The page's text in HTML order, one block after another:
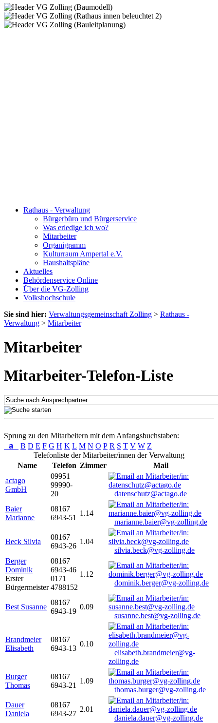
Rathaus - Verwaltung
Bürgerbüro und Bürgerservice
Was erledige ich wo?
Mitarbeiter
Organigramm
Kulturraum Ampertal e.V.
Haushaltspläne
Aktuelles
Behördenservice Online
Über die VG-Zolling
Volkshochschule
Sie sind hier: Verwaltungsgemeinschaft Zolling > Rathaus -
Verwaltung > Mitarbeiter
Mitarbeiter
Mitarbeiter-Telefon-Liste
Sprung zu den Mitarbeitern mit dem Anfangsbuchstaben:
a B D E F G H K L M N O P R S T V W Z
Telefonliste der Mitarbeiter/innen der Verwaltung
Name
Telefon Zimmer
Mail
actago
GmbH
09951
99990-
20
datenschutz@actago.de
Baier
Marianne
08167
6943-51
1.14
marianne.baier@vg-zolling.de
Beck Silvia
08167
6943-26
1.04
silvia.beck@vg-zolling.de
Berger
Dominik
Erster
Bürgermeister
08167
6943-46
0171
4788152
1.12
dominik.berger@vg-zolling.de
Best Susanne
08167
6943-19
0.09
susanne.best@vg-zolling.de
Brandmeier
Elisabeth
08167
6943-13
0.10
elisabeth.brandmeier@vg-
zolling.de
Burger
Thomas
08167
6943-21
1.09
thomas.burger@vg-zolling.de
Dauer
Daniela
08167
6943-27
2.01
daniela.dauer@vg-zolling.de